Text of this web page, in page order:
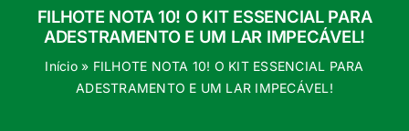
Documentos
Blog
FILHOTE NOTA 10! O KIT ESSENCIAL PARA
ADESTRAMENTO E UM LAR IMPECÁVEL!
Início» FILHOTE NOTA 10! O KIT ESSENCIAL PARA
ADESTRAMENTO E UM LAR IMPECÁVEL!